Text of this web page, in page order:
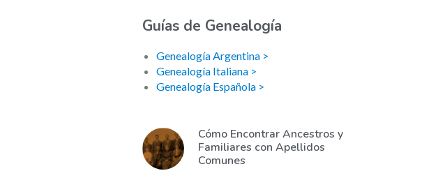
Guías de Genealogía
Genealogía Argentina >
Genealogía Italiana >
Genealogía Española >
Cómo Encontrar Ancestros y
Familiares con Apellidos
Comunes